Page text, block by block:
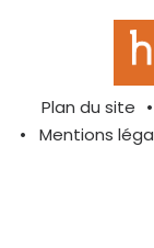
Plan du site
Mentions